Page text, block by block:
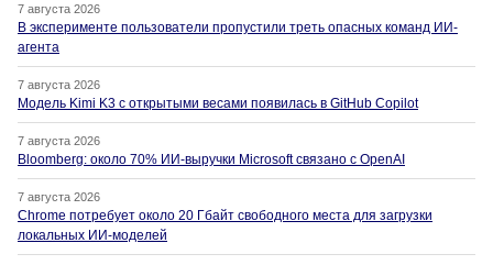
7 августа 2026
В эксперименте пользователи пропустили треть опасных команд ИИ-
агента
7 августа 2026
Модель Kimi K3 с открытыми весами появилась в GitHub Copilot
7 августа 2026
Bloomberg: около 70% ИИ-выручки Microsoft связано с OpenAI
7 августа 2026
Chrome потребует около 20 Гбайт свободного места для загрузки
локальных ИИ-моделей